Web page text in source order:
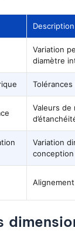
Description
Variation
diamètre
Valeurs de
Variation
conception